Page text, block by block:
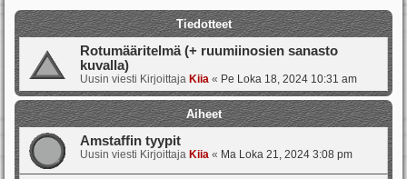
Tiedotteet
Rotumääritelmä (+ ruumiinosien sanasto
kuvalla)
Uusin viesti Kirjoittaja Kiia « Pe Loka 18, 2024 10:31 am
Aiheet
Amstaffin tyypit
Uusin viesti Kirjoittaja Kiia « Ma Loka 21, 2024 3:08 pm